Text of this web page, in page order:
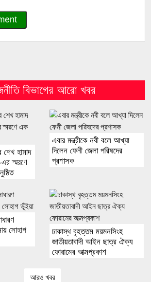
বিভাগের আরো খবর
শেখ হামাদ
স্মরণে
এবার মন্ত্রীকে নবী বলে আখ্যা
দিলেন ফেনী জেলা পরিষদের
প্রশাসক
সোহাগ
ঢাকাস্থ বৃহত্তম ময়মনসিংহ
জাতীয়তাবাদী আইন ছাত্র ঐক্য
ফোরামের আত্মপ্রকাশ
আরও খবর